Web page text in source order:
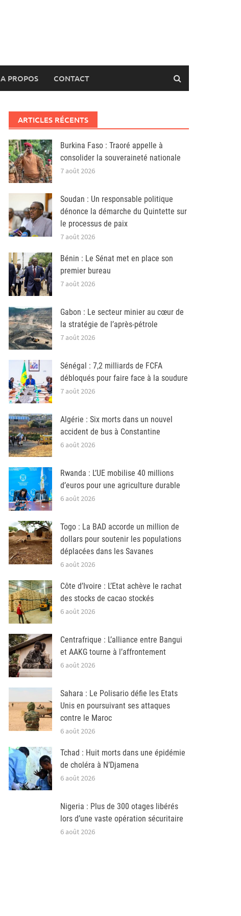
A PROPOS CONTACT
ARTICLES RÉCENTS
Burkina Faso : Traoré appelle à
consolider la souveraineté nationale
7 août 2026
Soudan : Un responsable politique
dénonce la démarche du Quintette sur
le processus de paix
7 août 2026
Bénin : Le Sénat met en place son
premier bureau
7 août 2026
Gabon : Le secteur minier au cœur de
la stratégie de l’après-pétrole
7 août 2026
Sénégal : 7,2 milliards de FCFA
débloqués pour faire face à la soudure
7 août 2026
Algérie : Six morts dans un nouvel
accident de bus à Constantine
6 août 2026
Rwanda : L’UE mobilise 40 millions
d’euros pour une agriculture durable
6 août 2026
Togo : La BAD accorde un million de
dollars pour soutenir les populations
déplacées dans les Savanes
6 août 2026
Côte d’Ivoire : L’Etat achève le rachat
des stocks de cacao stockés
6 août 2026
Centrafrique : L’alliance entre Bangui
et AAKG tourne à l’affrontement
6 août 2026
Sahara : Le Polisario défie les Etats
Unis en poursuivant ses attaques
contre le Maroc
6 août 2026
Tchad : Huit morts dans une épidémie
de choléra à N’Djamena
6 août 2026
Nigeria : Plus de 300 otages libérés
lors d’une vaste opération sécuritaire
6 août 2026